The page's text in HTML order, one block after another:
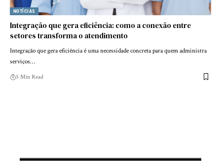
NOTÍCIAS
Integração que gera eficiência: como a conexão entre
setores transforma o atendimento
Integração que gera eficiência é uma necessidade concreta para quem administra
serviços…
5 Min Read